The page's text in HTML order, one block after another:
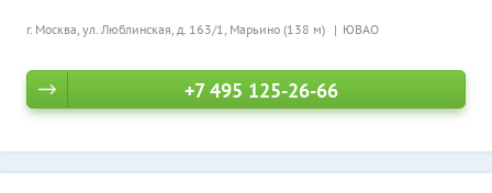
г. Москва, ул. Люблинская, д. 163/1, Марьино (138 м) ЮВАО
+7 495 125-26-66